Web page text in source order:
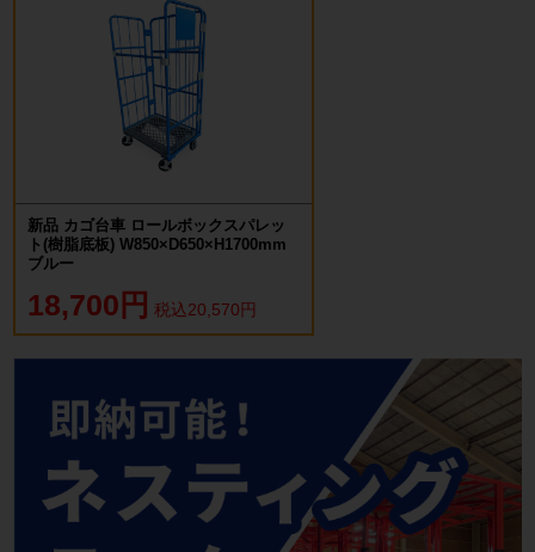
新品 カゴ台車 ロールボックスパレッ
ト(樹脂底板) W850×D650×H1700mm
ブルー
18,700円 税込20,570円